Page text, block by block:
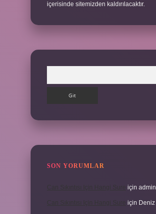
içerisinde sitemizden kaldırılacaktır.
SON YORUMLAR
için admin
için Deniz